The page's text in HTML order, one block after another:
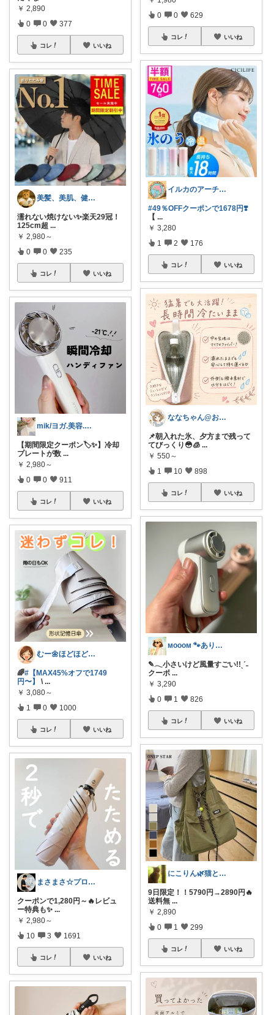
￥ 2,890
0 0 377
コレ いいね
美髪、美肌、健康商品お勧めROOM
濡れない焼けない✨楽天29冠！
125cm超 ...
￥ 2,980～
0 0 235
コレ いいね
mik/ヨガ.美容.ファッション𓂃.✿
【期間限定クーポン🏷️✨】冷却
プレートが数 ...
￥ 2,980～
0 0 911
コレ いいね
むー🌼ほどほど生活🌼
🌈#【MAX45%オフで1749
円〜】
\ ...
￥ 3,080～
1 0 1000
コレ いいね
まさまさ☆プロフも見てね✨
クーポンで1,280円～🔥レビュ
ー特典も✨ ...
￥ 2,980～
10 3 1691
コレ いいね
0 0 629
コレ いいね
イルカのアーチ🐬🌈朝コレ
#49％OFFクーポンで1678円❣️
【 ...
￥ 3,280
1 2 176
コレ いいね
ななちゃん@お気に入りを毎日朝コレ☀️
📌朝入れた氷、夕方まで残って
てびっくり😳🧊 ...
￥ 550～
1 10 898
コレ いいね
ᴍᴏᴏᴏᴍ 🐾ありがとうございます🐹
✎𓂃小さいけど風量すごい!!ˎˊ˗
クーポ ...
￥ 3,290
0 1 826
コレ いいね
にこりん🌿猫と暮らす主婦のROOM😹
9日限定！！5790円→2890円🔥
送料無 ...
￥ 2,890
0 1 299
コレ いいね